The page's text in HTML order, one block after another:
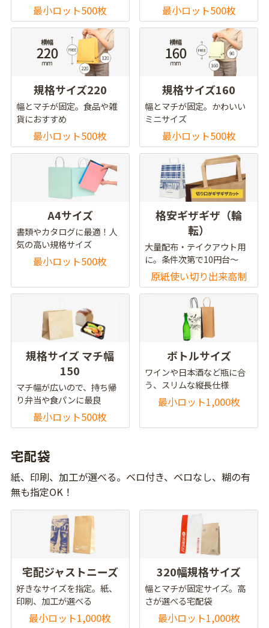
最小ロット500枚 最小ロット500枚
規格サイズ220
幅とマチが固定。食品や雑
貨におすすめ
最小ロット500枚
規格サイズ160
幅とマチが固定。かわいい
ミニサイズ
最小ロット500枚
A4サイズ
書類やカタログに最適！人
気の高い規格サイズ
最小ロット500枚
格安ギザギザ（輪
転）
大量配布・テイクアウト用
に。条件次第で10円台～
原紙使い切り出来高制
規格サイズ マチ幅
150
マチ幅が広いので、持ち帰
り弁当や食パンに最良
最小ロット500枚
ボトルサイズ
ワインや日本酒など瓶に合
う、スリムな縦長仕様
最小ロット1,000枚
宅配袋
紙、印刷、加工が選べる。ベロ付き、ベロなし、糊の有
無も指定OK！
宅配ジャストニーズ
好きなサイズを指定。紙、
印刷、加工が選べる
最小ロット1,000枚
320幅規格サイズ
幅とマチが固定サイズ。高
さが選べる宅配袋
最小ロット1,000枚